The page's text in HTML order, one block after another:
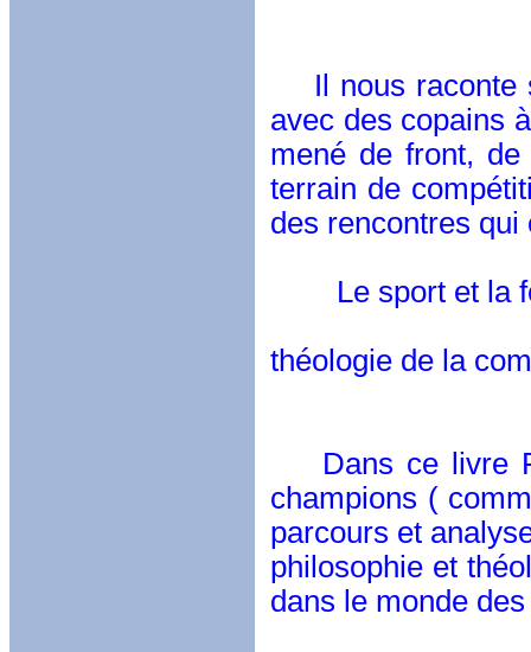
Il nous raconte
avec des copains
mené de front,
terrain de
des rencontres
Le sport et la foi
théologie de la
Dans ce livre
champions (
parcours et
philosophie et
dans le monde